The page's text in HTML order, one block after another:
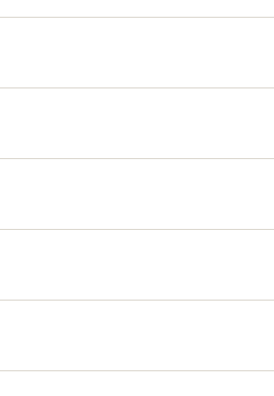
Beraten lassen
besonders wichtig.